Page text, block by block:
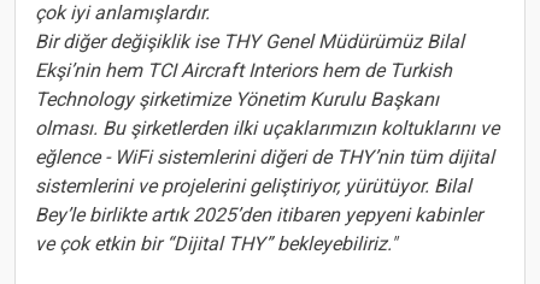
çok iyi anlamışlardır.
Bir diğer değişiklik ise THY Genel Müdürümüz Bilal
Ekşi’nin hem TCI Aircraft Interiors hem de Turkish
Technology şirketimize Yönetim Kurulu Başkanı
olması. Bu şirketlerden ilki uçaklarımızın koltuklarını ve
eğlence - WiFi sistemlerini diğeri de THY’nin tüm dijital
sistemlerini ve projelerini geliştiriyor, yürütüyor. Bilal
Bey’le birlikte artık 2025’den itibaren yepyeni kabinler
ve çok etkin bir “Dijital THY” bekleyebiliriz."